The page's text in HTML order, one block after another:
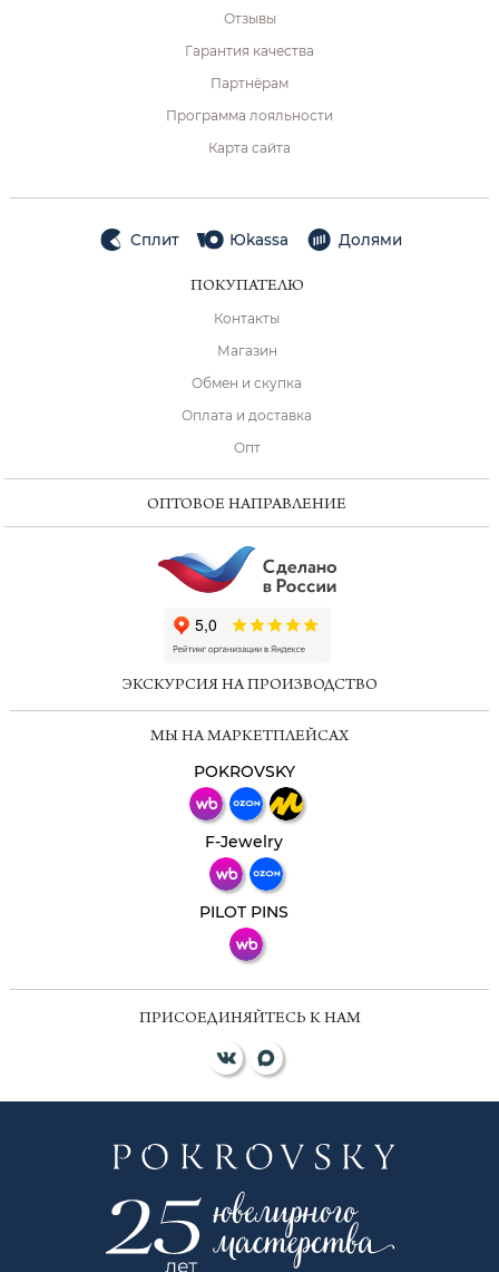
Отзывы
Гарантия качества
Партнёрам
Программа лояльности
Карта сайта
Сплит Юkassa Долями
ПОКУПАТЕЛЮ
Контакты
Магазин
Обмен и скупка
Оплата и доставка
Опт
ОПТОВОЕ НАПРАВЛЕНИЕ
ЭКСКУРСИЯ НА ПРОИЗВОДСТВО
МЫ НА МАРКЕТПЛЕЙСАХ
POKROVSKY
F-Jewelry
PILOT PINS
ПРИСОЕДИНЯЙТЕСЬ К НАМ